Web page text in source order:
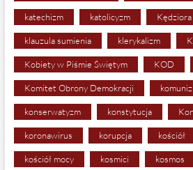
katechizm katolicyzm Kędziora
klauzula sumienia klerykalizm
Kobiety w Piśmie Świętym KOD
Komitet Obrony Demokracji
konserwatyzm konstytucja
koronawirus korupcja kościół
kościół mocy kosmici kosmos